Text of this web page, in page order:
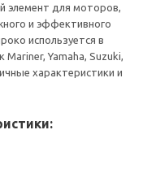
элемент для моторов,
и эффективного
используется в
Yamaha, Suzuki,
характеристики и